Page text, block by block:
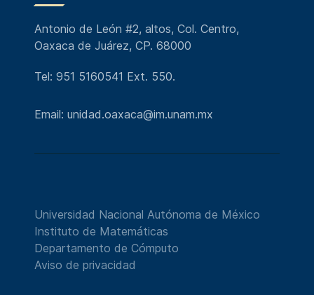
Antonio de León #2, altos, Col. Centro,
Oaxaca de Juárez, CP. 68000
Tel: 951 5160541 Ext. 550.
Email: unidad.oaxaca@im.unam.mx
Universidad Nacional Autónoma de México
Instituto de Matemáticas
Departamento de Cómputo
Aviso de privacidad